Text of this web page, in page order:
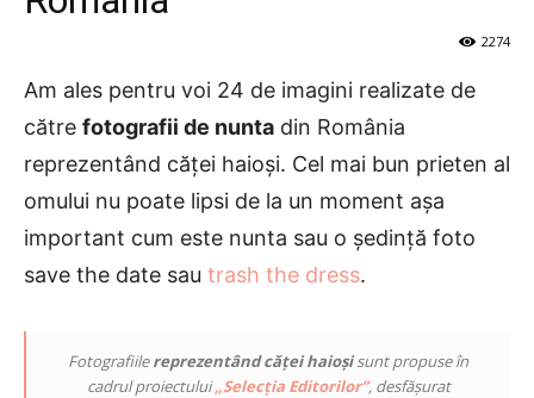
2274
Am ales pentru voi 24 de imagini realizate de
către fotografii de nunta din România
reprezentând căței haioși. Cel mai bun prieten al
omului nu poate lipsi de la un moment așa
important cum este nunta sau o ședință foto
save the date sau trash the dress.
Fotografiilereprezentând căței haioșisunt propuse în
cadrul proiectului „Selecția Editorilor”, desfășurat